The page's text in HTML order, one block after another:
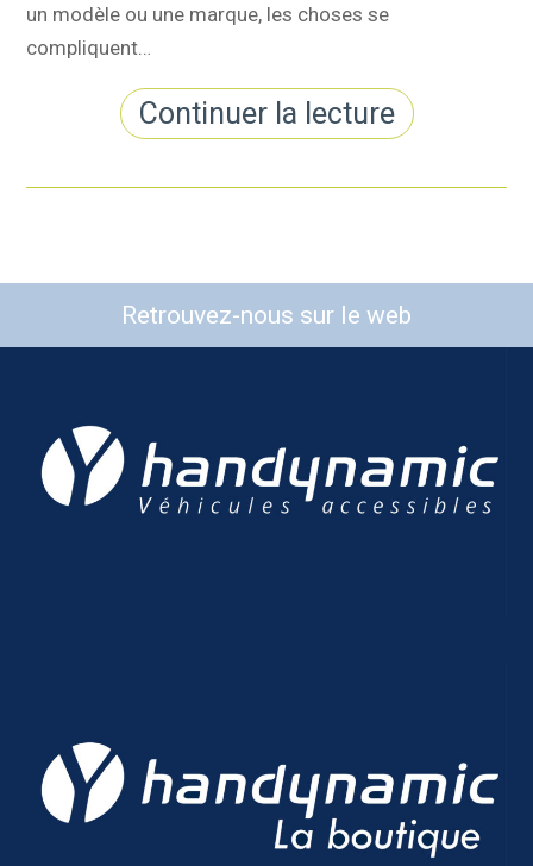
un modèle ou une marque, les choses se
compliquent…
Continuer la lecture
Retrouvez-nous sur le web